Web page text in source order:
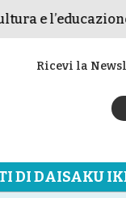
e
Ricevi la
DI DAISAKU